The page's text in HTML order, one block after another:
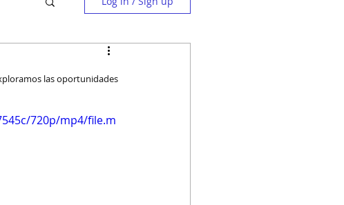
las oportunidades
720p/mp4/file.m